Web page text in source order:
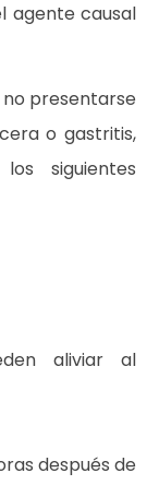
agente causal
no presentarse
o gastritis,
siguientes
aliviar al
después de